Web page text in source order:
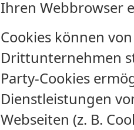
Ihren Webbrowser
Cookies können
Drittunternehmen
Party-Cookies
Dienstleistungen
Webseiten (z. B.